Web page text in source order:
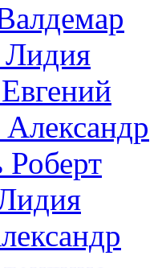
Александр
Роберт